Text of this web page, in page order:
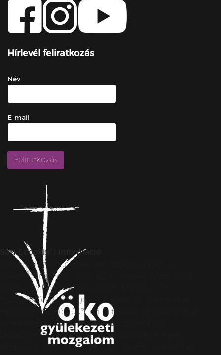
Hírlevél feliratkozás
Név
E-mail
Süti („cookie”) Információ
Weboldalunkon „cookie”-kat (továbbiakban „süti”)
alkalmazunk. Ezek olyan fájlok, melyek információt
tárolnak webes böngészőjében. Ehhez az Ön
hozzájárulása szükséges. A „sütiket” az elektronikus
hírközlésről szóló 2003. évi C. törvény, az elektronikus
kereskedelmi szolgáltatások, az információs
társadalommal összefüggő szolgáltatások egyes
kérdéseiről szóló 2001. évi CVIII. törvény, valamint az